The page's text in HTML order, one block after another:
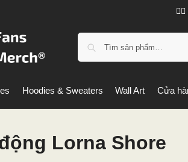
Hoodies & Sweaters Wall Art Cửa
Lorna Shore